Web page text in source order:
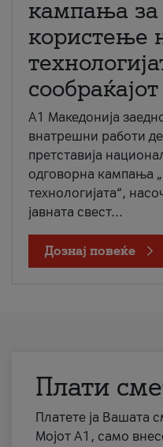
кампања за
користење
сообраќајот
A1 Македонија
внатрешни работи
претставија
одговорна кампања
технологијата“,
јавната свест...
Дознај повеќе
Плати
Платете ја Вашата
Мојот А1, само